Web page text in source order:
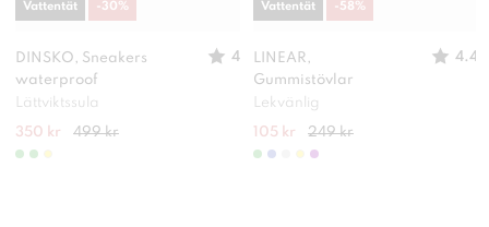
DINSKO, Sneakers
waterproof
4
Lättviktssula
350 kr 499 kr
Vattentät -30%
LINEAR,
Gummistövlar
4.4
Lekvänlig
105 kr 249 kr
Vattentät -58 %